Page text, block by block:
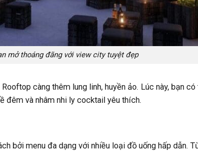
mở thoáng đãng với view city tuyệt đẹp
càng thêm lung linh, huyền ảo. Lúc này, bạn có
đêm và nhâm nhi ly cocktail yêu thích.
bởi menu đa dạng với nhiều loại đồ uống hấp dẫn.